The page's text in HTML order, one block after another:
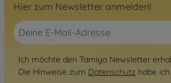
Hier zum Newsletter anmelden!
Ich möchte den Tamiya Newsletter
Die Hinweise zum Datenschutz habe